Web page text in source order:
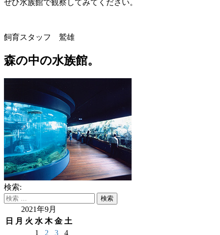
ぜひ水族館で観察してみてください。
飼育スタッフ 鷲雄
森の中の水族館。
検索:
2021年9月
日
月 火 水 木 金 土
1 2 3
4